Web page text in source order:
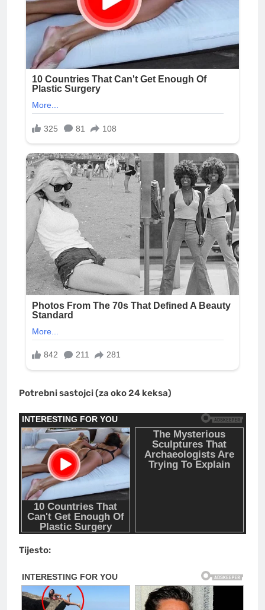
Potrebni sastojci (za oko 24 keksa)
Tijesto: